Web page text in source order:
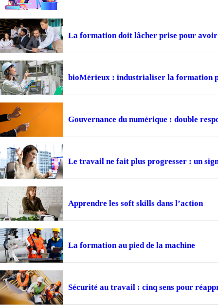
La formation doit lâcher prise pour avoir
bioMérieux : industrialiser la formation
Gouvernance du numérique : double
Le travail ne fait plus progresser : un
Apprendre les soft skills dans l’action
La formation au pied de la machine
Sécurité au travail : cinq sens pour